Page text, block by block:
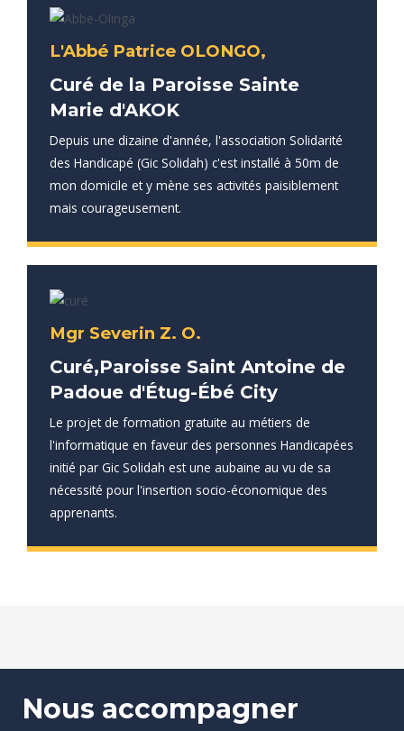
L'Abbé Patrice OLONGO,
Curé de la Paroisse Sainte
Marie d'AKOK
Depuis une dizaine d'année, l'association Solidarité
des Handicapé (Gic Solidah) c'est installé à 50m de
mon domicile et y mène ses activités paisiblement
mais courageusement.
Mgr Severin Z. O.
Curé,Paroisse Saint Antoine de
Padoue d'Étug-Ébé City
Le projet de formation gratuite au métiers de
l'informatique en faveur des personnes Handicapées
initié par Gic Solidah est une aubaine au vu de sa
nécessité pour l'insertion socio-économique des
apprenants.
Nous accompagner